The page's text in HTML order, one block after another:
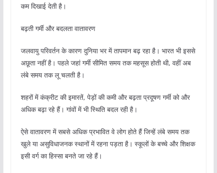
कम दिखाई देती है।
बढ़ती गर्मी और बदलता वातावरण
जलवायु परिवर्तन के कारण दुनिया भर में तापमान बढ़ रहा है। भारत भी इससे
अछूता नहीं है। पहले जहां गर्मी सीमित समय तक महसूस होती थी, वहीं अब
लंबे समय तक लू चलती है।
शहरों में कंक्रीट की इमारतें, पेड़ों की कमी और बढ़ता प्रदूषण गर्मी को और
अधिक बढ़ा रहे हैं। गांवों में भी स्थिति बदल रही है।
ऐसे वातावरण में सबसे अधिक प्रभावित वे लोग होते हैं जिन्हें लंबे समय तक
खुले या असुविधाजनक स्थानों में रहना पड़ता है। स्कूलों के बच्चे और शिक्षक
इसी वर्ग का हिस्सा बनते जा रहे हैं।